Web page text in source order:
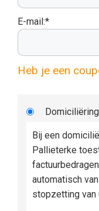
E-mail:*
Heb je een
Domiciliëring
Bij een
Pallieterke
automatisch
stopzetting van